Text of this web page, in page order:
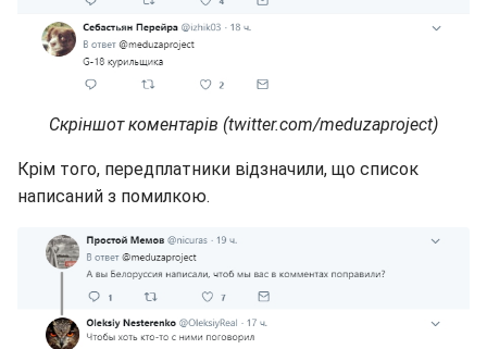
Скріншот коментарів (twitter.com/meduzaproject)
Крім того, передплатники відзначили, що список
написаний з помилкою.